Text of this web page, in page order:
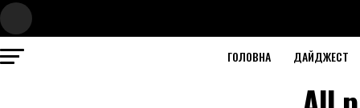
ГОЛОВНА ДАЙДЖЕСТ